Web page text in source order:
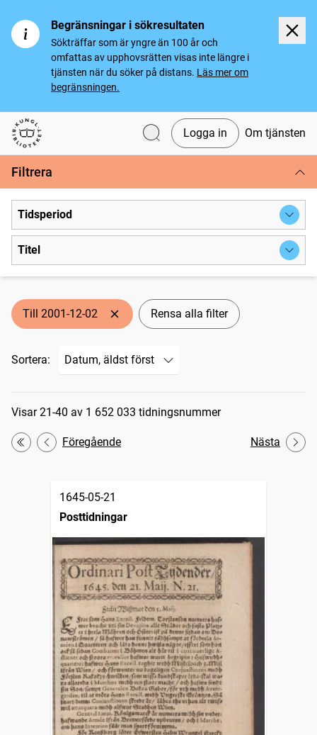
Begränsningar i sökresultaten
Sökträffar som är yngre än 100 år och
omfattas av upphovsrätten visas inte längre i
tjänsten när du söker på distans. Läs mer om
begränsningen.
Svenska tidningar
Logga in Om tjänsten
Filtrera
Tidsperiod
Titel
Till 2001-12-02 Rensa alla filter
Sortera:
Sökresultat
Visar 21-40 av 1 652 033 tidningsnummer
Första
Föregående Nästa
1645-05-21
Posttidningar